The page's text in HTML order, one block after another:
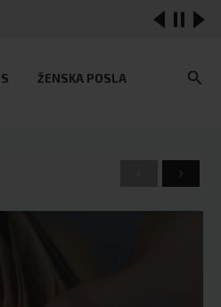
ŽENSKA POSLA
PreviousNext